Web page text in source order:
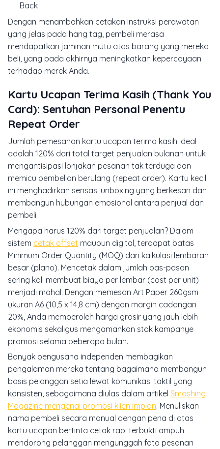
Back
Dengan menambahkan cetakan instruksi perawatan
yang jelas pada hang tag, pembeli merasa
mendapatkan jaminan mutu atas barang yang mereka
beli, yang pada akhirnya meningkatkan kepercayaan
terhadap merek Anda.
Kartu Ucapan Terima Kasih (Thank You
Card): Sentuhan Personal Penentu
Repeat Order
Jumlah pemesanan kartu ucapan terima kasih ideal
adalah 120% dari total target penjualan bulanan untuk
mengantisipasi lonjakan pesanan tak terduga dan
memicu pembelian berulang (repeat order). Kartu kecil
ini menghadirkan sensasi unboxing yang berkesan dan
membangun hubungan emosional antara penjual dan
pembeli.
Mengapa harus 120% dari target penjualan? Dalam
sistem cetak offset maupun digital, terdapat batas
Minimum Order Quantity (MOQ) dan kalkulasi lembaran
besar (plano). Mencetak dalam jumlah pas-pasan
sering kali membuat biaya per lembar (cost per unit)
menjadi mahal. Dengan memesan Art Paper 260gsm
ukuran A6 (10,5 x 14,8 cm) dengan margin cadangan
20%, Anda memperoleh harga grosir yang jauh lebih
ekonomis sekaligus mengamankan stok kampanye
promosi selama beberapa bulan.
Banyak pengusaha independen membagikan
pengalaman mereka tentang bagaimana membangun
basis pelanggan setia lewat komunikasi taktil yang
konsisten, sebagaimana diulas dalam artikel Smashing
Magazine mengenai promosi klien impian. Menuliskan
nama pembeli secara manual dengan pena di atas
kartu ucapan bertinta cetak rapi terbukti ampuh
mendorong pelanggan mengunggah foto pesanan